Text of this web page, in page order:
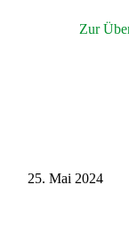
Zur
25. Mai 2024